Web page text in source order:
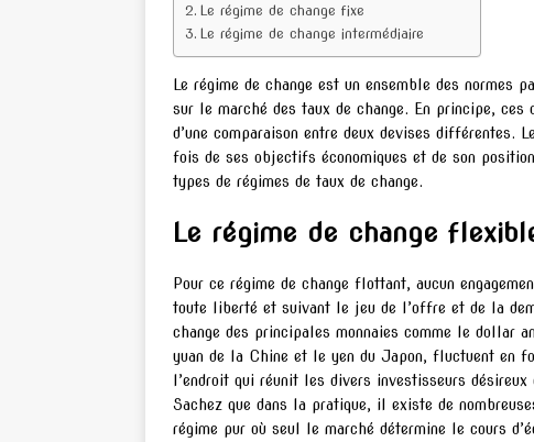
Le régime de change fixe
Le régime de change intermédiaire
Le régime de change est un ensemble des normes
sur le marché des taux de change. En principe, ces
d’une comparaison entre deux devises différentes.
fois de ses objectifs économiques et de son
types de régimes de taux de change.
Le régime de change
Pour ce régime de change flottant, aucun
toute liberté et suivant le jeu de l’offre et de la
change des principales monnaies comme le dollar
yuan de la Chine et le yen du Japon, fluctuent en
l’endroit qui réunit les divers investisseurs désireux
Sachez que dans la pratique, il existe de
régime pur où seul le marché détermine le cours